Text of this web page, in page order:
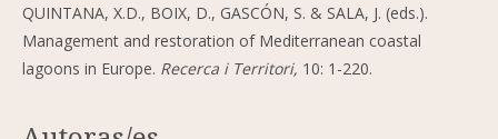
QUINTANA, X.D., BOIX, D., GASCÓN, S. & SALA, J. (eds.).
Management and restoration of Mediterranean coastal
lagoons in Europe. Recerca i Territori, 10: 1-220.